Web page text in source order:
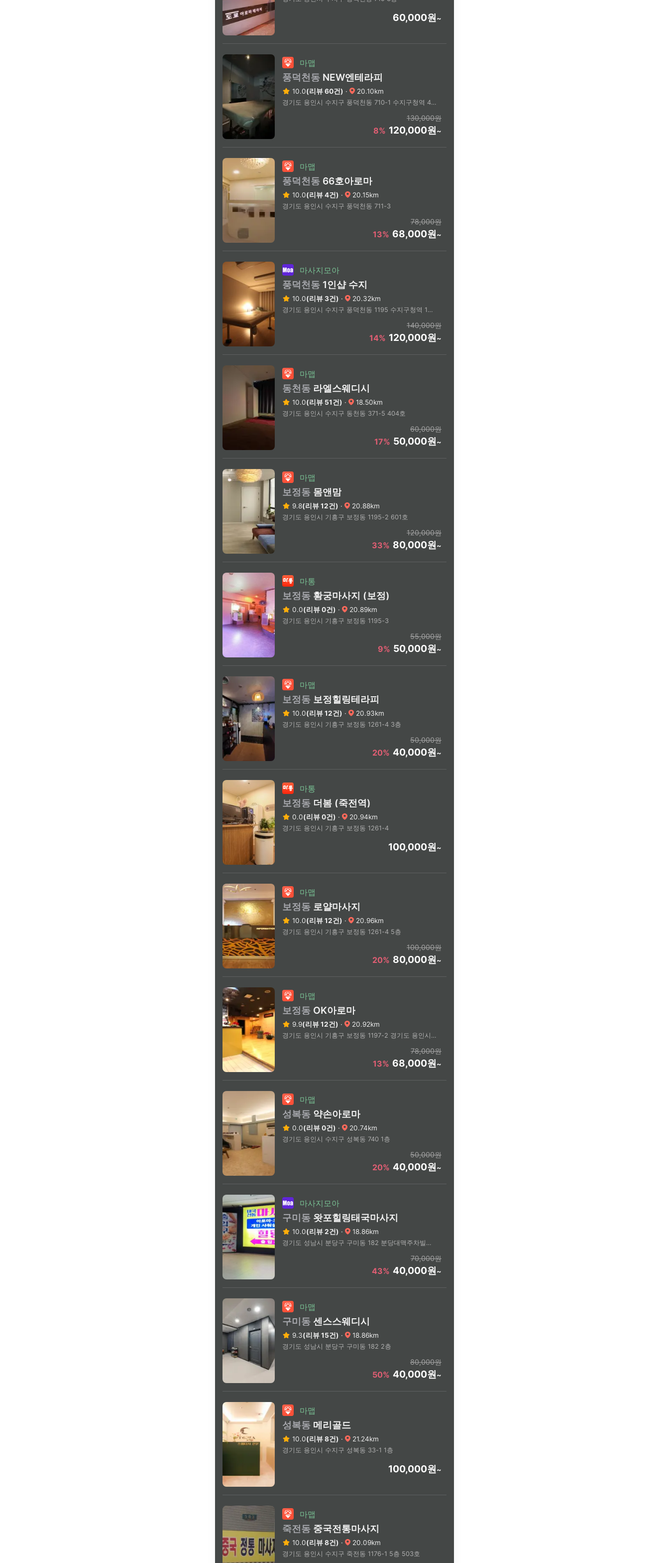
60,000원~
마맵
풍덕천동 NEW엔테라피
10.0(리뷰 60건) · 20.10km
경기도 용인시 수지구 풍덕천동 710-1 수지구청역 4번출구 도보3분
130,000원
8% 120,000원~
마맵
풍덕천동 66호아로마
10.0(리뷰 4건) · 20.15km
경기도 용인시 수지구 풍덕천동 711-3
78,000원
13% 68,000원~
마사지모아
풍덕천동 1인샵 수지
10.0(리뷰 3건) · 20.32km
경기도 용인시 수지구 풍덕천동 1195 수지구청역 1번출구 도보10분
140,000원
14% 120,000원~
마맵
동천동 라엘스웨디시
10.0(리뷰 51건) · 18.50km
경기도 용인시 수지구 동천동 371-5 404호
60,000원
17% 50,000원~
마맵
보정동 몸앤맘
9.8(리뷰 12건) · 20.88km
경기도 용인시 기흥구 보정동 1195-2 601호
120,000원
33% 80,000원~
마통
보정동 황궁마사지 (보정)
0.0(리뷰 0건) · 20.89km
경기도 용인시 기흥구 보정동 1195-3
55,000원
9% 50,000원~
마맵
보정동 보정힐링테라피
10.0(리뷰 12건) · 20.93km
경기도 용인시 기흥구 보정동 1261-4 3층
50,000원
20% 40,000원~
마통
보정동 더봄 (죽전역)
0.0(리뷰 0건) · 20.94km
경기도 용인시 기흥구 보정동 1261-4
100,000원~
마맵
보정동 로얄마사지
10.0(리뷰 12건) · 20.96km
경기도 용인시 기흥구 보정동 1261-4 5층
100,000원
20% 80,000원~
마맵
보정동 OK아로마
9.9(리뷰 12건) · 20.92km
경기도 용인시 기흥구 보정동 1197-2 경기도 용인시 기흥구 보정동 인근
78,000원
13% 68,000원~
마맵
성복동 약손아로마
0.0(리뷰 0건) · 20.74km
경기도 용인시 수지구 성복동 740 1층
50,000원
20% 40,000원~
마사지모아
구미동 왓포힐링태국마사지
10.0(리뷰 2건) · 18.86km
경기도 성남시 분당구 구미동 182 분당대맥주차빌딩 2층
70,000원
43% 40,000원~
마맵
구미동 센스스웨디시
9.3(리뷰 15건) · 18.86km
경기도 성남시 분당구 구미동 182 2층
80,000원
50% 40,000원~
마맵
성복동 메리골드
10.0(리뷰 8건) · 21.24km
경기도 용인시 수지구 성복동 33-1 1층
100,000원~
마맵
죽전동 중국전통마사지
10.0(리뷰 8건) · 20.09km
경기도 용인시 수지구 죽전동 1176-1 5층 503호